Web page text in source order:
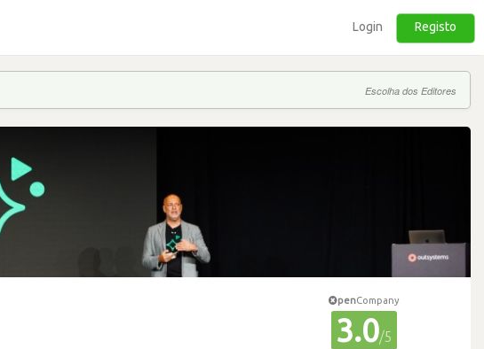
Login Registo
Escolha dos Editores
penCompany
3.0/5